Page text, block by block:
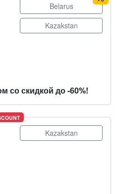
Belarus
Kazakstan
со скидкой до -60%!
Kazakstan